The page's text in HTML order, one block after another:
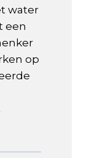
water
een
op